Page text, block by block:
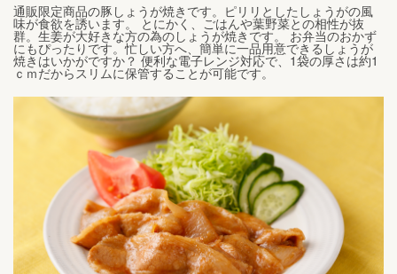
通販限定商品の豚しょうが焼きです。ピリリとしたしょうがの風
味が食欲を誘います。 とにかく、ごはんや葉野菜との相性が抜
群。生姜が大好きな方の為のしょうが焼きです。 お弁当のおかず
にもぴったりです。忙しい方へ、簡単に一品用意できるしょうが
焼きはいかがですか？ 便利な電子レンジ対応で、1袋の厚さは約1
ｃｍだからスリムに保管することが可能です。